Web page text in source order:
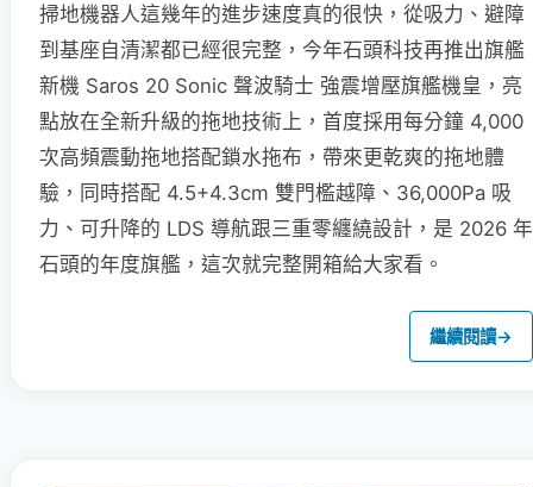
掃地機器人這幾年的進步速度真的很快，從吸力、避障
到基座自清潔都已經很完整，今年石頭科技再推出旗艦
新機 Saros 20 Sonic 聲波騎士 強震增壓旗艦機皇，亮
點放在全新升級的拖地技術上，首度採用每分鐘 4,000
次高頻震動拖地搭配鎖水拖布，帶來更乾爽的拖地體
驗，同時搭配 4.5+4.3cm 雙門檻越障、36,000Pa 吸
力、可升降的 LDS 導航跟三重零纏繞設計，是 2026 年
石頭的年度旗艦，這次就完整開箱給大家看。
繼續閱讀→